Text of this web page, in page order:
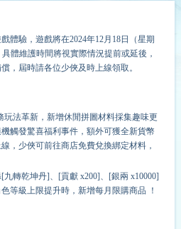
體驗，遊戲將在2024年12月 18日（星期
體維護時間將視實際情況提前或延後，
，屆時請各位少俠及時上線領取。
玩法革新，新增休閒拼圖材料採集趣味更
觸發驚喜福利事件，額外可獲全新貨幣
，少俠可前往商店免費兌換綁定材料，
九轉乾坤丹]、[貢獻 x200]、[銀兩 x10000]
等級上限提升時，新增每月限購商品 ！